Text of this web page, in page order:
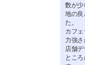
数が少
地の良
た。
カフ
力強さ
店舗
とこ